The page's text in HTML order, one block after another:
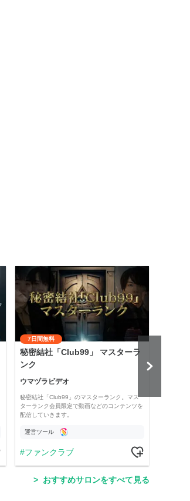
7日間無料
秘密結社「Club99」 マスターラ
ンク
ウマヅラビデオ
秘密結社「Club99」のマスターランク。マス
ターランク会員限定で動画などのコンテンツを
配信していきます。
運営ツール
ファンクラブ
おすすめサロンをすべて見る